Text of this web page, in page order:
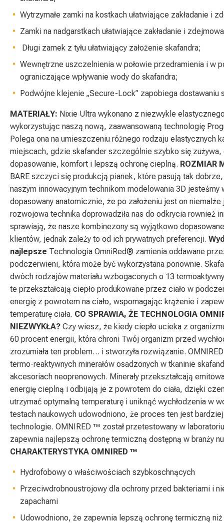
Wytrzymałe zamki na kostkach ułatwiające zakładanie i
Zamki na nadgarstkach ułatwiające zakładanie i
Długi zamek z tyłu ułatwiający założenie skafandra;
Wewnętrzne uszczelnienia w połowie przedramienia i w
ograniczające wpływanie wody do skafandra;
Podwójne klejenie „Secure-Lock” zapobiega dostawaniu
MATERIAŁY: Nixie Ultra wykonano z niezwykle
wykorzystując naszą nową, zaawansowaną technologię
Polega ona na umieszczeniu różnego rodzaju elastycznych
miejscach, gdzie skafander szczególnie szybko się zużywa,
dopasowanie, komfort i lepszą ochronę cieplną. ROZMIAR
BARE szczyci się produkcją pianek, które pasują tak
naszym innowacyjnym technikom modelowania 3D jesteśmy
dopasowany anatomicznie, że po założeniu jest on niemalże
rozwojowa technika doprowadziła nas do odkrycia rownież
sprawiają, że nasze kombinezony są wyjątkowo
klientów, jednak zależy to od ich prywatnych preferencji.
najlepsze Technologia OmniRed® zamienia oddawane
podczerwieni, która może być wykorzystana ponownie.
dwóch rodzajów materiału wzbogaconych o 13
te przekształcają ciepło produkowane przez ciało w
energię z powrotem na ciało, wspomagając krążenie i
temperaturę ciała. CO SPRAWIA, ŻE TECHNOLOGIA
NIEZWYKŁA? Czy wiesz, że kiedy ciepło ucieka z
60 procent energii, która chroni Twój organizm przed
zrozumiała ten problem… i stworzyła rozwiązanie.
termo-reaktywnych minerałów osadzonych w tkaninie
akcesoriach neoprenowych. Minerały przekształcają
energię cieplną i odbijają je z powrotem do ciała, dzięki
utrzymać optymalną temperaturę i uniknąć wychłodzenia w
testach naukowych udowodniono, że proces ten jest
technologie. OMNIRED ™ został przetestowany w
zapewnia najlepszą ochronę termiczną dostępną w branży
CHARAKTERYSTYKA OMNIRED ™
Hydrofobowy o właściwościach szybkoschnących
Przeciwdrobnoustrojowy dla ochrony przed bakteriami i
zapachami
Udowodniono, że zapewnia lepszą ochronę termiczną